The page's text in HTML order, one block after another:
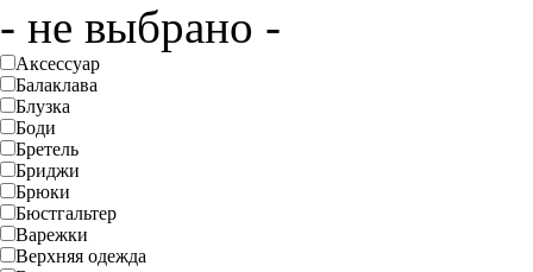
- не выбрано -
Аксессуар
Балаклава
Блузка
Боди
Бретель
Бриджи
Брюки
Бюстгальтер
Варежки
Верхняя одежда